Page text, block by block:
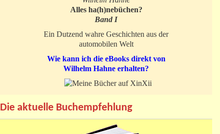
Alles ha(h)nebüchen?
Band I
Ein Dutzend wahre Geschichten aus der
automobilen Welt
Wie kann ich die eBooks direkt von
Wilhelm Hahne erhalten?
Die aktuelle Buchempfehlung